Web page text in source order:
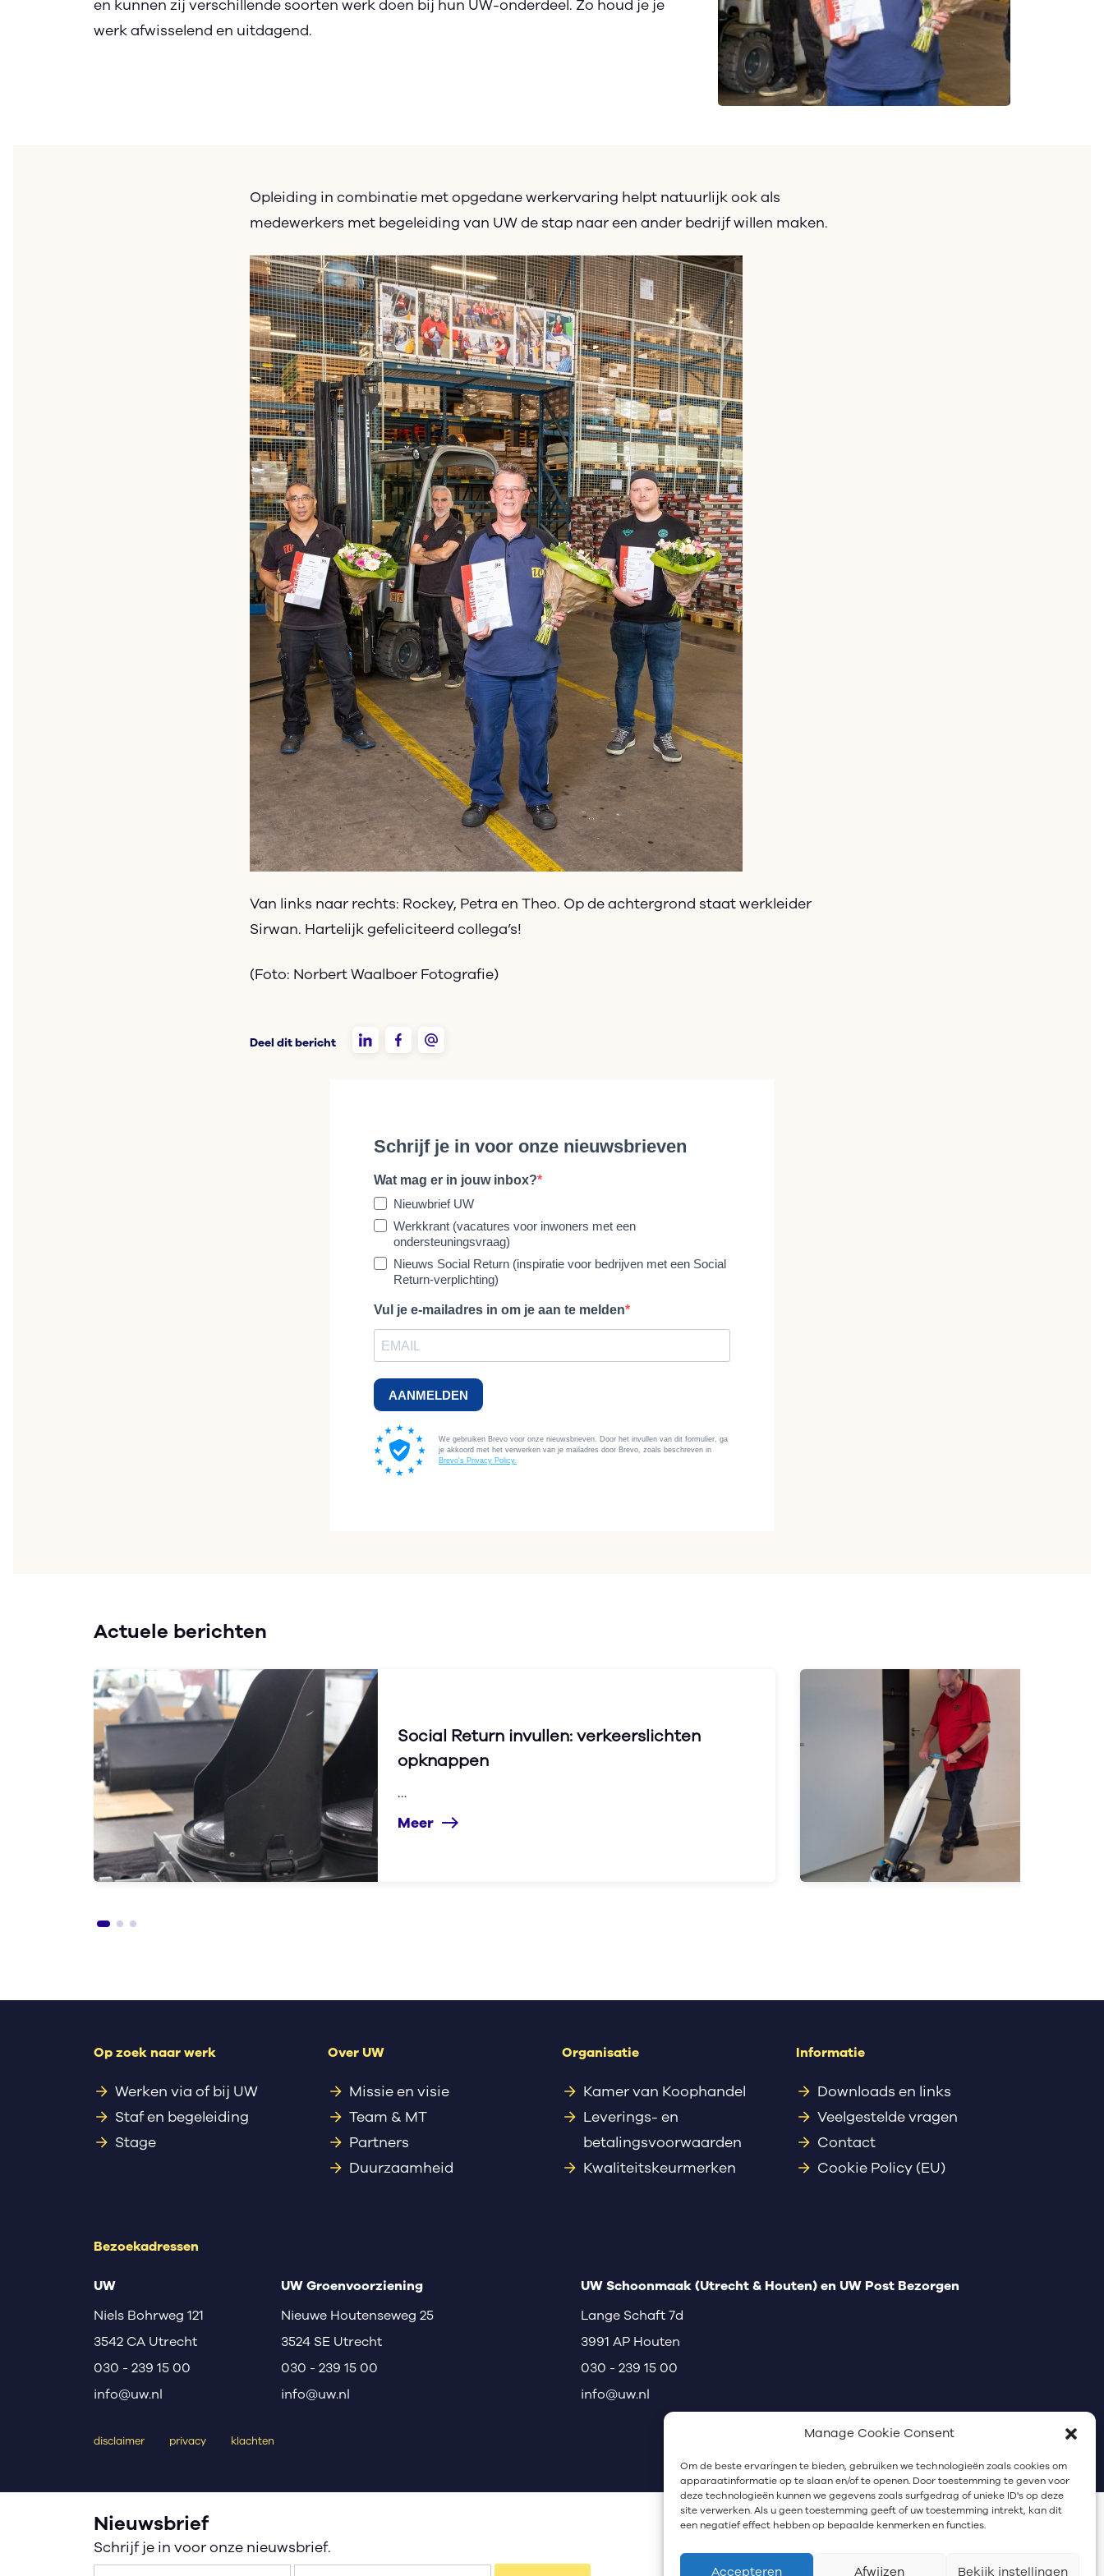
Manage Cookie Consent
Om de beste ervaringen te bieden, gebruiken we technologieën zoals cookies om
apparaatinformatie op te slaan en/of te openen. Door toestemming te geven voor
deze technologieën kunnen we gegevens zoals surfgedrag of unieke ID's op deze
site verwerken. Als u geen toestemming geeft of uw toestemming intrekt, kan dit
een negatief effect hebben op bepaalde kenmerken en functies.
Accepteren Afwijzen Bekijk instellingen
en kunnen zij verschillende soorten werk doen bij hun UW-onderdeel. Zo houd je je
werk afwisselend en uitdagend.
Opleiding in combinatie met opgedane werkervaring helpt natuurlijk ook als
medewerkers met begeleiding van UW de stap naar een ander bedrijf willen maken.
Van links naar rechts: Rockey, Petra en Theo. Op de achtergrond staat werkleider
Sirwan. Hartelijk gefeliciteerd collega’s!
(Foto: Norbert Waalboer Fotografie)
Deel dit bericht
Actuele berichten
Social Return invullen: verkeerslichten
opknappen
…
Meer east
Op zoek naar werk
Werken via of bij UW
Staf en begeleiding
Stage
Over UW
Missie en visie
Team & MT
Partners
Duurzaamheid
Organisatie
Kamer van Koophandel
Leverings- en
betalingsvoorwaarden
Kwaliteitskeurmerken
Informatie
Downloads en links
Veelgestelde vragen
Contact
Cookie Policy (EU)
Bezoekadressen
UW
Niels Bohrweg 121
3542 CA Utrecht
030 - 239 15 00
info@uw.nl
UW Groenvoorziening
Nieuwe Houtenseweg 25
3524 SE Utrecht
030 - 239 15 00
info@uw.nl
UW Schoonmaak (Utrecht & Houten) en UW Post Bezorgen
Lange Schaft 7d
3991 AP Houten
030 - 239 15 00
info@uw.nl
disclaimer privacy klachten Communicatiebureau Utrecht
Nieuwsbrief
Schrijf je in voor onze nieuwsbrief.